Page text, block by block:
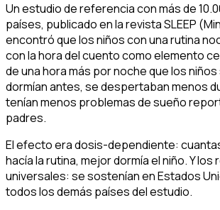
Un estudio de referencia con más de
países, publicado en la revistaSLEEP
encontró que los niños con una rutina
con la hora del cuento como elemento
de una hora más por noche que los
dormían antes, se despertaban menos
tenían menos problemas de sueño
padres.
El efecto era dosis-dependiente:
hacía la rutina, mejor dormía el niño. Y
universales: se sostenían en Estados
todos los demás países del estudio.